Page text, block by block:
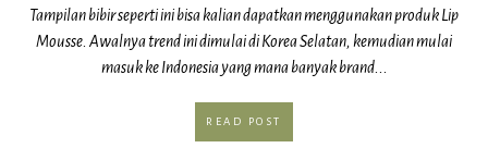
Tampilan bibir seperti ini bisa kalian dapatkan menggunakan produk Lip
Mousse. Awalnya trend ini dimulai di Korea Selatan, kemudian mulai
masuk ke Indonesia yang mana banyak brand...
READ POST